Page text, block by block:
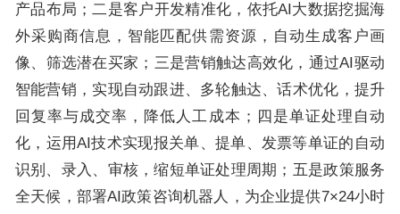
产品布局；二是客户开发精准化，依托AI大数据挖掘海
外采购商信息，智能匹配供需资源，自动生成客户画
像、筛选潜在买家；三是营销触达高效化，通过AI驱动
智能营销，实现自动跟进、多轮触达、话术优化，提升
回复率与成交率，降低人工成本；四是单证处理自动
化，运用AI技术实现报关单、提单、发票等单证的自动
识别、录入、审核，缩短单证处理周期；五是政策服务
全天候，部署AI政策咨询机器人，为企业提供7×24小时